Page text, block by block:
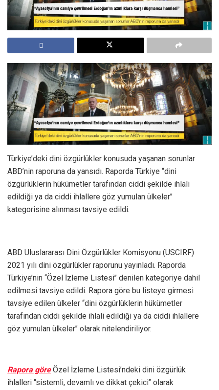
Türkiye’deki dini özgürlükler konusuda yaşanan sorunlar
ABD’nin raporuna da yansıdı. Raporda Türkiye ‘‘dini
özgürlüklerin hükümetler tarafından ciddi şekilde ihlali
edildiği ya da ciddi ihlallere göz yumulan ülkeler’’
kategorisine alınması tavsiye edildi.
ABD Uluslararası Dini Özgürlükler Komisyonu (USCIRF)
2021 yılı dini özgürlükler raporunu yayınladı. Raporda
Türkiye’nin ‘‘Özel İzleme Listesi’’ denilen kategoriye dahil
edilmesi tavsiye edildi. Rapora göre bu listeye girmesi
tavsiye edilen ülkeler ‘‘dini özgürlüklerin hükümetler
tarafından ciddi şekilde ihlali edildiği ya da ciddi ihlallere
göz yumulan ülkeler’’ olarak nitelendiriliyor.
Rapora göreÖzel İzleme Listesi’ndeki dini özgürlük
ihlalleri ‘‘sistemli, devamlı ve dikkat çekici’’ olarak